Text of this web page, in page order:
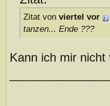
Zitat von viertel vor
tanzen... Ende ???
Kann ich mir nicht